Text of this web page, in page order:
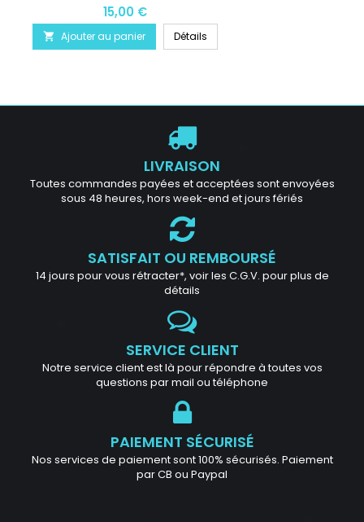
15,00 €
 Ajouter au panier Détails
LIVRAISON
Toutes commandes payées et acceptées sont envoyées
sous 48 heures, hors week-end et jours fériés
SATISFAIT OU REMBOURSÉ
14 jours pour vous rétracter*, voir les C.G.V. pour plus de
détails
SERVICE CLIENT
Notre service client est là pour répondre à toutes vos
questions par mail ou téléphone
PAIEMENT SÉCURISÉ
Nos services de paiement sont 100% sécurisés. Paiement
par CB ou Paypal